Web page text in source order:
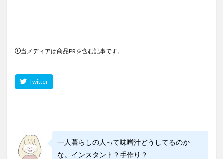
当メディアは商品PRを含む記事です。
一人暮らしの人って味噌汁どうしてるのか
な。インスタント？手作り？